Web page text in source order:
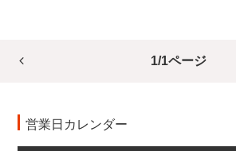
1/1ページ
営業日カレンダー